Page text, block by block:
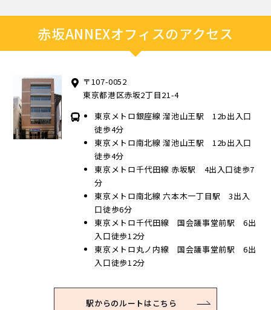
赤坂ANNEXオフィスのアクセス
〒107-0052
東京都港区赤坂2丁目21-4
東京メトロ銀座線 溜池山王駅 12b出入口
徒歩4分
東京メトロ南北線 溜池山王駅 12b出入口
徒歩4分
東京メトロ千代田線 赤坂駅 4出入口徒歩7
分
東京メトロ南北線 六本木一丁目駅 3出入
口徒歩6分
東京メトロ千代田線 国会議事堂前駅 6出
入口徒歩12分
東京メトロ丸ノ内線 国会議事堂前駅 6出
入口徒歩12分
駅からのルートはこちら